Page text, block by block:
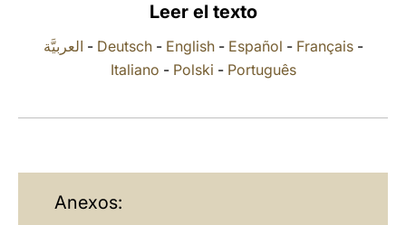
Leer el texto
العربيَّة - Deutsch- English- Español - Français-
Italiano - Polski - Português
Anexos: